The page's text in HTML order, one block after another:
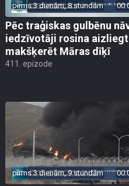
pirms 3 dienām, 8 stundām
Pēc traģiskas gulbēnu
iedzīvotāji rosina aizliegt
makšķerēt Māras dīķī
411. epizode
pirms 3 dienām, 9 stundām